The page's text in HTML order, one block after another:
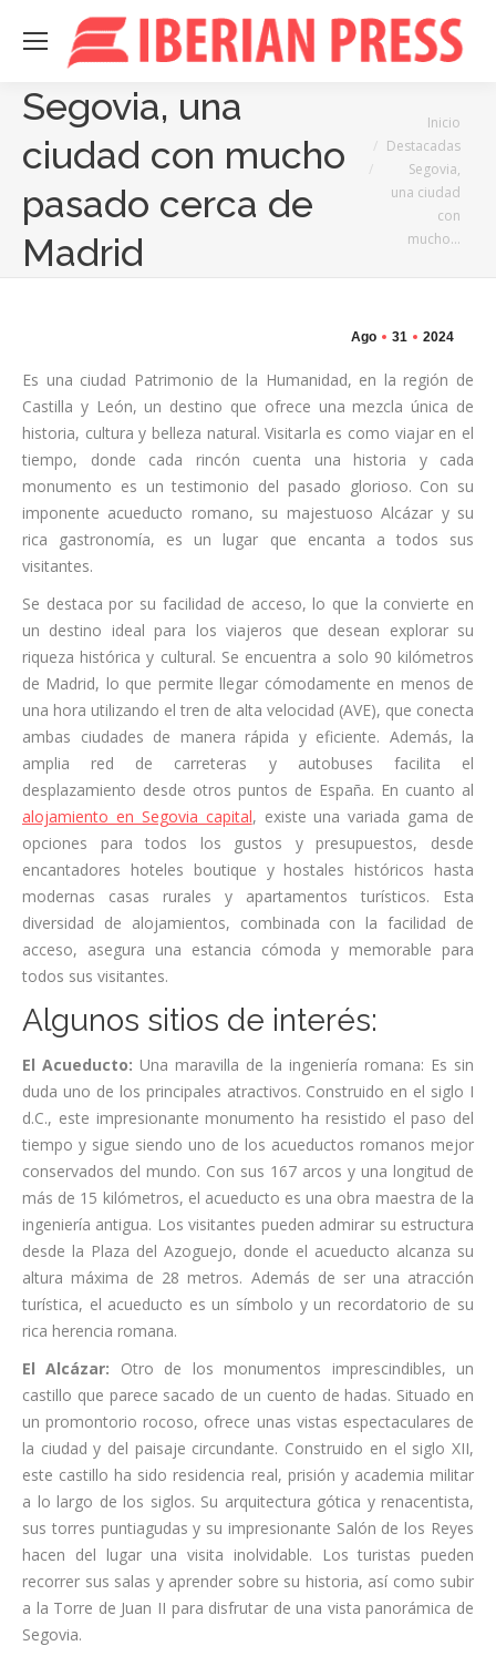
Segovia, una
ciudad con mucho
pasado cerca de
Madrid
Inicio
Destacadas
Segovia,
una ciudad
con
mucho…
Ago 31 2024
Es una ciudad Patrimonio de la Humanidad, en la región de
Castilla y León, un destino que ofrece una mezcla única de
historia, cultura y belleza natural. Visitarla es como viajar en el
tiempo, donde cada rincón cuenta una historia y cada
monumento es un testimonio del pasado glorioso. Con su
imponente acueducto romano, su majestuoso Alcázar y su
rica gastronomía, es un lugar que encanta a todos sus
visitantes.
Se destaca por su facilidad de acceso, lo que la convierte en
un destino ideal para los viajeros que desean explorar su
riqueza histórica y cultural. Se encuentra a solo 90 kilómetros
de Madrid, lo que permite llegar cómodamente en menos de
una hora utilizando el tren de alta velocidad (AVE), que conecta
ambas ciudades de manera rápida y eficiente. Además, la
amplia red de carreteras y autobuses facilita el
desplazamiento desde otros puntos de España. En cuanto al
alojamiento en Segovia capital, existe una variada gama de
opciones para todos los gustos y presupuestos, desde
encantadores hoteles boutique y hostales históricos hasta
modernas casas rurales y apartamentos turísticos. Esta
diversidad de alojamientos, combinada con la facilidad de
acceso, asegura una estancia cómoda y memorable para
todos sus visitantes.
Algunos sitios de interés:
El Acueducto: Una maravilla de la ingeniería romana: Es sin
duda uno de los principales atractivos. Construido en el siglo I
d.C., este impresionante monumento ha resistido el paso del
tiempo y sigue siendo uno de los acueductos romanos mejor
conservados del mundo. Con sus 167 arcos y una longitud de
más de 15 kilómetros, el acueducto es una obra maestra de la
ingeniería antigua. Los visitantes pueden admirar su estructura
desde la Plaza del Azoguejo, donde el acueducto alcanza su
altura máxima de 28 metros. Además de ser una atracción
turística, el acueducto es un símbolo y un recordatorio de su
rica herencia romana.
El Alcázar: Otro de los monumentos imprescindibles, un
castillo que parece sacado de un cuento de hadas. Situado en
un promontorio rocoso, ofrece unas vistas espectaculares de
la ciudad y del paisaje circundante. Construido en el siglo XII,
este castillo ha sido residencia real, prisión y academia militar
a lo largo de los siglos. Su arquitectura gótica y renacentista,
sus torres puntiagudas y su impresionante Salón de los Reyes
hacen del lugar una visita inolvidable. Los turistas pueden
recorrer sus salas y aprender sobre su historia, así como subir
a la Torre de Juan II para disfrutar de una vista panorámica de
Segovia.